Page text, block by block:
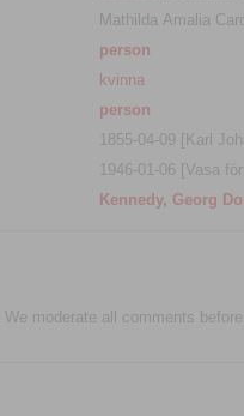
Mathilda Amalia
person
kvinna
person
1855-04-09 [Karl
1946-01-06 [Vasa
Kennedy, Georg
moderate all comments before